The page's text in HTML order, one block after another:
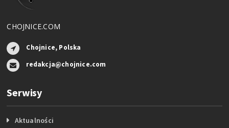
CHOJNICE.COM
Chojnice, Polska
redakcja@chojnice.com
Serwisy
Aktualności